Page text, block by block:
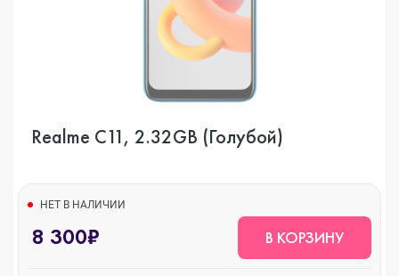
Realme C11, 2.32GB (Голубой)
НЕТ В НАЛИЧИИ
8 300₽ В КОРЗИНУ